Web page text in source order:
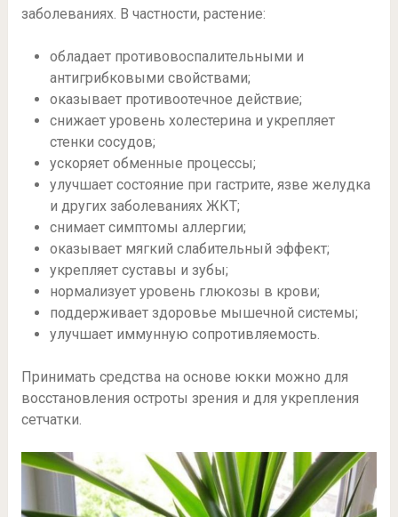
заболеваниях. В частности, растение:
обладает противовоспалительными и
антигрибковыми свойствами;
оказывает противоотечное действие;
снижает уровень холестерина и укрепляет
стенки сосудов;
ускоряет обменные процессы;
улучшает состояние при гастрите, язве желудка
и других заболеваниях ЖКТ;
снимает симптомы аллергии;
оказывает мягкий слабительный эффект;
укрепляет суставы и зубы;
нормализует уровень глюкозы в крови;
поддерживает здоровье мышечной системы;
улучшает иммунную сопротивляемость.
Принимать средства на основе юкки можно для
восстановления остроты зрения и для укрепления
сетчатки.